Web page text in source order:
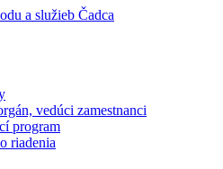
vedúci zamestnanci
program
riadenia